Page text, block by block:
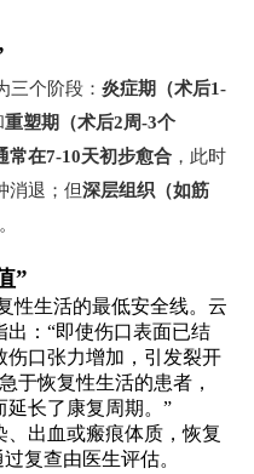
三个阶段： 炎症期（术后1-
重塑期（术后2周-3个
常在7-10天初步愈合 ，此时
消退；但深层组织（如筋
。
”
性生活的最低安全线。云
：“即使伤口表面已结
伤口张力增加，引发裂开
于恢复性生活的患者，
延长了康复周期。”
、出血或瘢痕体质，恢复
过复查由医生评估。